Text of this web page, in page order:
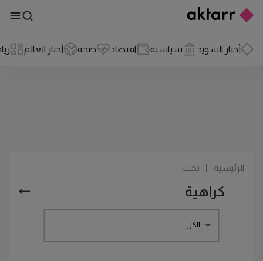
أخبار السويد سياسية اقتصاد صحة أخبار العالم
الرئيسية بحث
الكل